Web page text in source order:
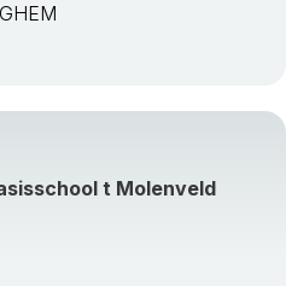
t Molenveld